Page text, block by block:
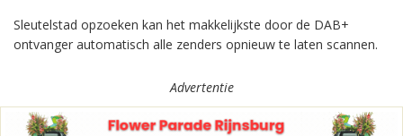
Sleutelstad opzoeken kan het makkelijkste door de DAB+
ontvanger automatisch alle zenders opnieuw te laten scannen.
Advertentie